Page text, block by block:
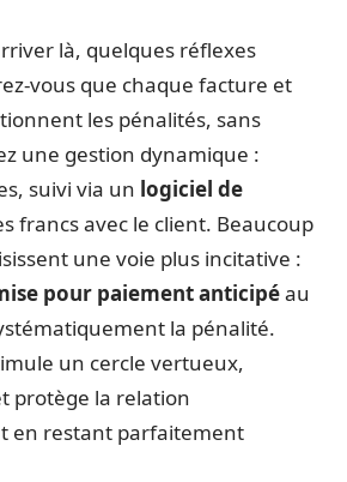
là, quelques réflexes
vous que chaque facture et
les pénalités, sans
une gestion dynamique :
suivi via un logiciel de
francs avec le client. Beaucoup
une voie plus incitative :
pour paiement anticipéau
la pénalité.
un cercle vertueux,
protège la relation
en restant parfaitement